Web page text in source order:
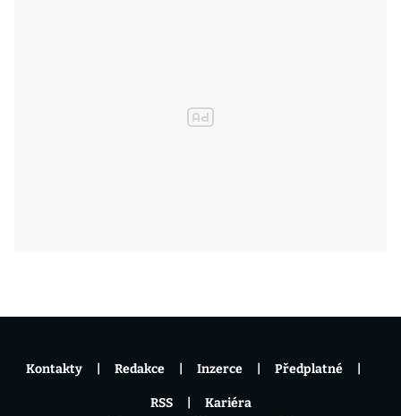
Kontakty Redakce Inzerce Předplatné
RSS Kariéra